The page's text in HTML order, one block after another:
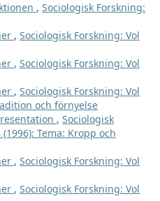
, Sociologisk Forskning:
, Sociologisk Forskning: Vol
, Sociologisk Forskning: Vol
, Sociologisk Forskning: Vol
och förnyelse
, Sociologisk
Tema: Kropp och
, Sociologisk Forskning: Vol
, Sociologisk Forskning: Vol